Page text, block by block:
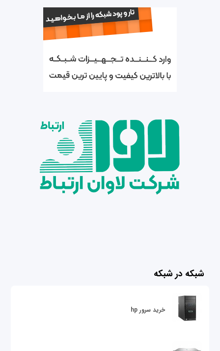
شبکه در شبکه
خرید سرور hp